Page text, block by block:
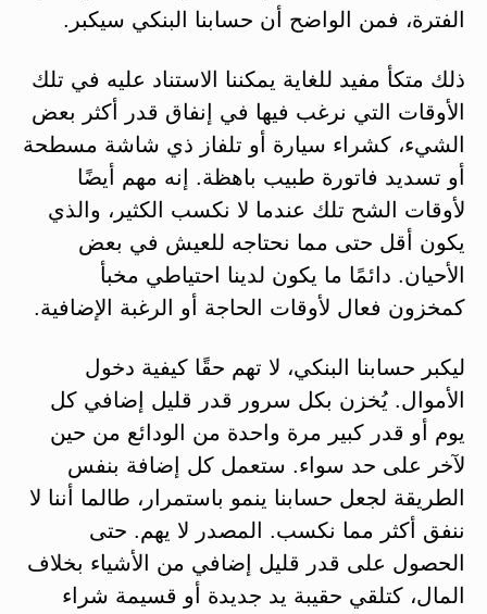
الفترة، فمن الواضح أن حسابنا البنكي سيكبر.
ذلك متكأ مفيد للغاية يمكننا الاستناد عليه في تلك
الأوقات التي نرغب فيها في إنفاق قدر أكثر بعض
الشيء، كشراء سيارة أو تلفاز ذي شاشة مسطحة
أو تسديد فاتورة طبيب باهظة. إنه مهم أيضًا
لأوقات الشح تلك عندما لا نكسب الكثير، والذي
يكون أقل حتى مما نحتاجه للعيش في بعض
الأحيان. دائمًا ما يكون لدينا احتياطي مخبأ
كمخزون فعال لأوقات الحاجة أو الرغبة الإضافية.
ليكبر حسابنا البنكي، لا تهم حقًا كيفية دخول
الأموال. يُخزن بكل سرور قدر قليل إضافي كل
يوم أو قدر كبير مرة واحدة من الودائع من حين
لآخر على حد سواء. ستعمل كل إضافة بنفس
الطريقة لجعل حسابنا ينمو باستمرار، طالما أننا لا
ننفق أكثر مما نكسب. المصدر لا يهم. حتى
الحصول على قدر قليل إضافي من الأشياء بخلاف
المال، كتلقي حقيبة يد جديدة أو قسيمة شراء